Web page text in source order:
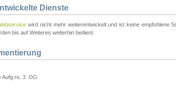
Dienste
wird nicht mehr weiterentwickelt und ist keine empfohlene
bis auf Weiteres weiterhin bedient.
Aufg.re, 3. OG